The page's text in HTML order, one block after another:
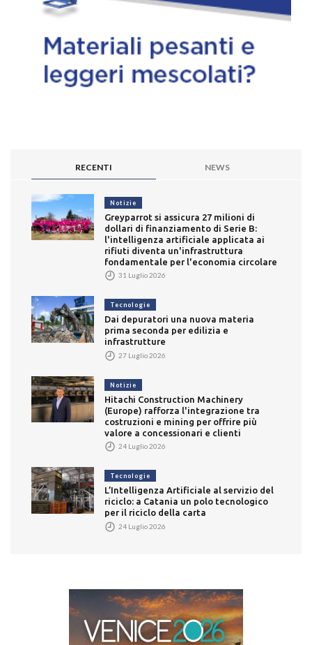
RECENTI NEWS
Notizie
Greyparrot si assicura 27 milioni di
dollari di finanziamento di Serie B:
l'intelligenza artificiale applicata ai
rifiuti diventa un'infrastruttura
fondamentale per l'economia circolare
31 Luglio 2026
Tecnologie
Dai depuratori una nuova materia
prima seconda per edilizia e
infrastrutture
27 Luglio 2026
Notizie
Hitachi Construction Machinery
(Europe) rafforza l'integrazione tra
costruzioni e mining per offrire più
valore a concessionari e clienti
24 Luglio 2026
Tecnologie
L’Intelligenza Artificiale al servizio del
riciclo: a Catania un polo tecnologico
per il riciclo della carta
24 Luglio 2026